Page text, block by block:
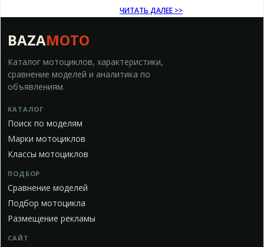
ЧИТАТЬ ДАЛЕЕ >>
BAZAMOTO
Каталог мотоциклов, характеристики,
сравнение моделей и аналитика по
объявлениям.
КАТАЛОГ
Поиск по моделям
Марки мотоциклов
Классы мотоциклов
ПОДБОР
Сравнение моделей
Подбор мотоцикла
Размещение рекламы
САЙТ